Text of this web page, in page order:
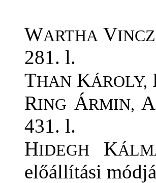
WARTHA V
281. l.
THAN KÁROLY,
RING ÁRMIN,
431. l.
HIDEGH K
előállítási